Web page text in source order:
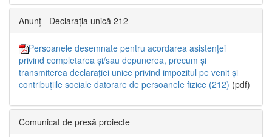
Anunț - Declarația unică 212
Persoanele desemnate pentru acordarea asistenței
privind completarea și/sau depunerea, precum și
transmiterea declarației unice privind impozitul pe venit și
contribuțiile sociale datorare de persoanele fizice (212) (pdf)
Comunicat de presă proiecte